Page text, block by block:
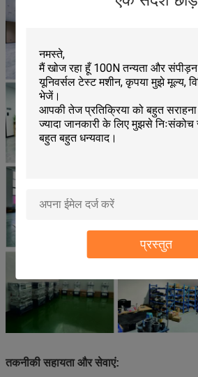
प्रस्तुत
तकनीकी सहायता और सेवाएं: